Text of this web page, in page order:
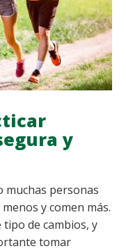
y
muchas personas
y comen más.
de cambios, y
tomar